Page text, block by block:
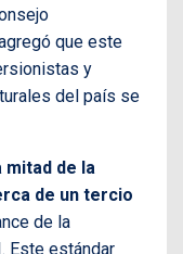
que este
y
del país se
mitad de la
de un tercio
de la
Este estándar